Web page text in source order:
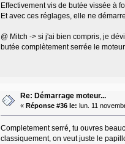
Effectivement vis de butée vissée à
Et avec ces réglages, elle ne
@ Mitch -> si j'ai bien compris, je
butée complètement serrée le
Re: Démarrage moteur...
« Réponse #36 le: lun. 11
Completement serré, tu ouvres
classiquement, on veut juste le